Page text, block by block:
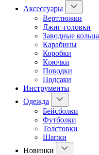
Аксессуары
Вертлюжки
Джиг-головки
Заводные кольца
Карабины
Коробки
Крючки
Поводки
Подсаки
Инструменты
Одежда
Бейсболки
Футболки
Толстовки
Шапки
Новинки